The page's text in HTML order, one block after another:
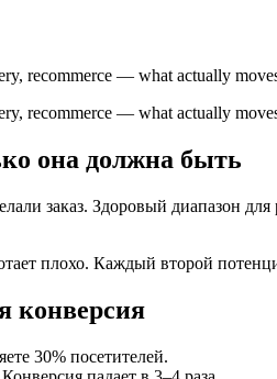
recommerce — what actually
recommerce — what actually
она должна быть
заказ. Здоровый диапазон
плохо. Каждый второй
конверсия
30% посетителей.